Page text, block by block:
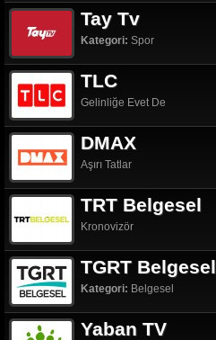
Tay Tv
Kategori: Spor
TLC
Gelinliğe Evet De
DMAX
Aşırı Tatlar
TRT Belgesel
Kronovizör
TGRT Belgesel
Kategori: Belgesel
Yaban TV